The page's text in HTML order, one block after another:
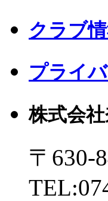
クラブ
プライ
株式会
〒